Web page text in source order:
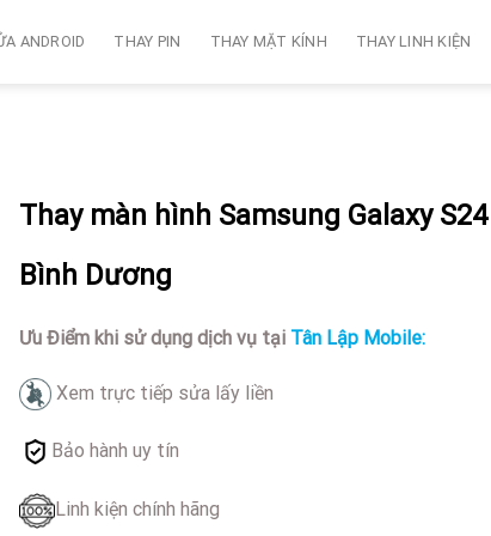
ANDROID THAY PIN THAY MẶT KÍNH THAY LINH KIỆN
Thay màn hình Samsung Galaxy
Bình Dương
Ưu Điểm khi sử dụng dịch vụ tại Tân Lập Mobile:
Xem trực tiếp sửa lấy liền
Bảo hành uy tín
Linh kiện chính hãng